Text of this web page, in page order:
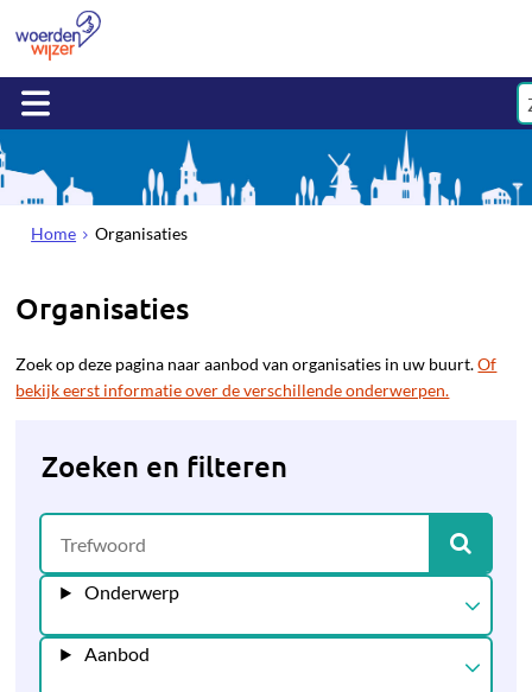
Home Organisaties
Organisaties
Zoek op deze pagina naar aanbod van organisaties in uw buurt.Of
bekijk eerst informatie over de verschillende onderwerpen.
Zoeken en filteren
Onderwerp
Aanbod